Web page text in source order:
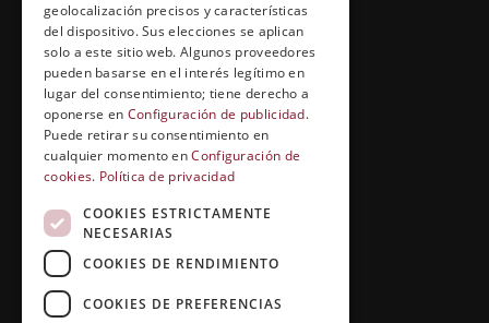
Entrevistas profesionales
EL RINCÓN DEL ALUMNO
Conócenos
Preguntas y respuestas
Clases virtuales
geolocalización precisos y características
del dispositivo. Sus elecciones se aplican
solo a este sitio web. Algunos proveedores
pueden basarse en el interés legítimo en
lugar del consentimiento; tiene derecho a
oponerse en Configuración de publicidad.
Puede retirar su consentimiento en
cualquier momento enConfiguración de
cookies. Política de privacidad
COOKIES ESTRICTAMENTE
NECESARIAS
COOKIES DE RENDIMIENTO
COOKIES DE PREFERENCIAS